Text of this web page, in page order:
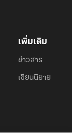
เพิ่มเติม
ข่าวสาร
เขียนนิยาย